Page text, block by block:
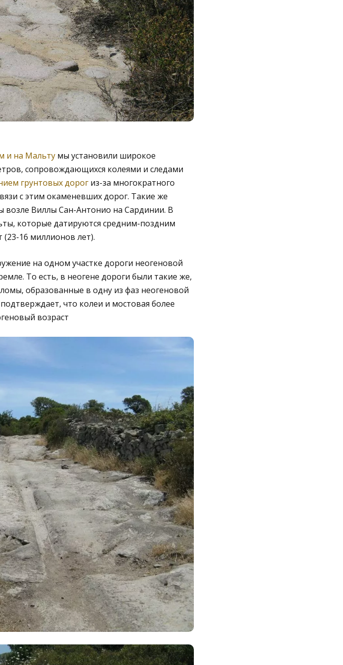
и на Мальтумы установили широкое
сопровождающихся колеями и следами
грунтовых дорог из-за многократного
с этим окаменевших дорог. Такие же
Виллы Сан-Антонио на Сардинии. В
которые датируются средним-поздним
16 миллионов лет).
на одном участке дороги неогеновой
То есть, в неогене дороги были такие же,
образованные в одну из фаз неогеновой
что колеи и мостовая более
возраст